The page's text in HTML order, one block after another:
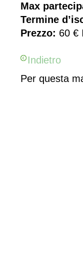
Max
Termine
Prezzo: 60 €
Indietro
Per questa